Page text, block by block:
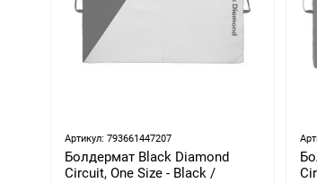
Артикул: 793661447207
Болдермат Black Diamond
Circuit, One Size - Black /